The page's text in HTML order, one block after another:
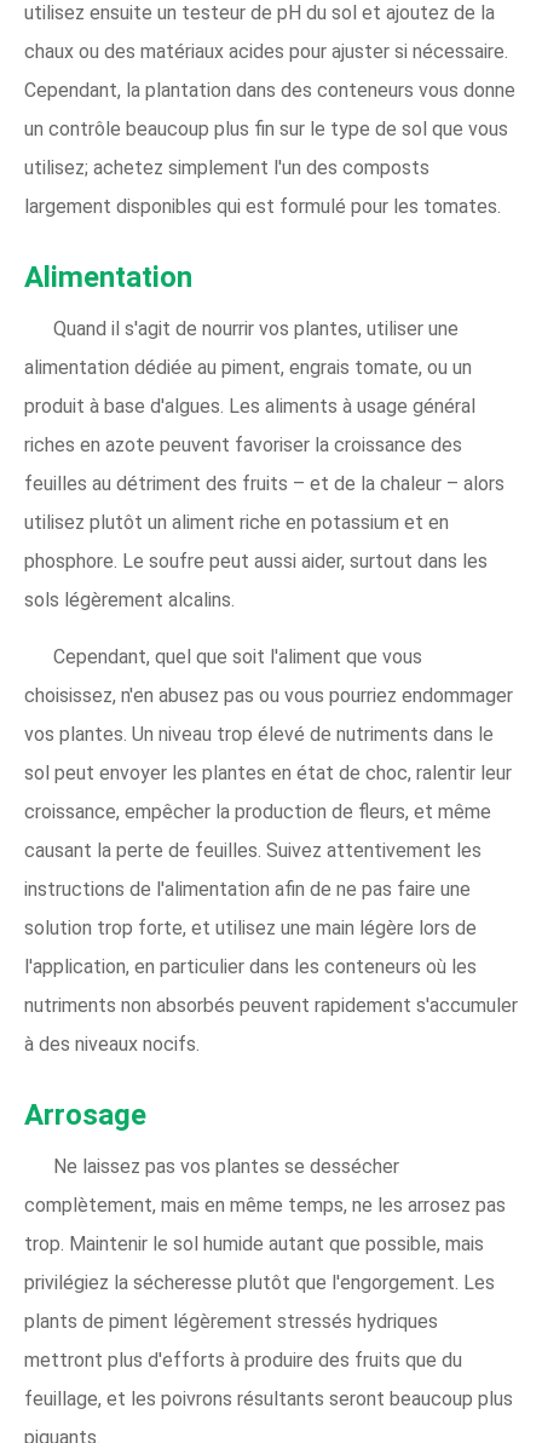
utilisez ensuite un testeur de pH du sol et ajoutez de la
chaux ou des matériaux acides pour ajuster si nécessaire.
Cependant, la plantation dans des conteneurs vous donne
un contrôle beaucoup plus fin sur le type de sol que vous
utilisez; achetez simplement l'un des composts
largement disponibles qui est formulé pour les tomates.
Alimentation
Quand il s'agit de nourrir vos plantes, utiliser une
alimentation dédiée au piment, engrais tomate, ou un
produit à base d'algues. Les aliments à usage général
riches en azote peuvent favoriser la croissance des
feuilles au détriment des fruits – et de la chaleur – alors
utilisez plutôt un aliment riche en potassium et en
phosphore. Le soufre peut aussi aider, surtout dans les
sols légèrement alcalins.
Cependant, quel que soit l'aliment que vous
choisissez, n'en abusez pas ou vous pourriez endommager
vos plantes. Un niveau trop élevé de nutriments dans le
sol peut envoyer les plantes en état de choc, ralentir leur
croissance, empêcher la production de fleurs, et même
causant la perte de feuilles. Suivez attentivement les
instructions de l'alimentation afin de ne pas faire une
solution trop forte, et utilisez une main légère lors de
l'application, en particulier dans les conteneurs où les
nutriments non absorbés peuvent rapidement s'accumuler
à des niveaux nocifs.
Arrosage
Ne laissez pas vos plantes se dessécher
complètement, mais en même temps, ne les arrosez pas
trop. Maintenir le sol humide autant que possible, mais
privilégiez la sécheresse plutôt que l'engorgement. Les
plants de piment légèrement stressés hydriques
mettront plus d'efforts à produire des fruits que du
feuillage, et les poivrons résultants seront beaucoup plus
piquants.